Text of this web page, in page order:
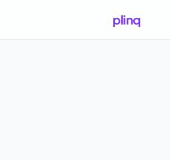
plinq